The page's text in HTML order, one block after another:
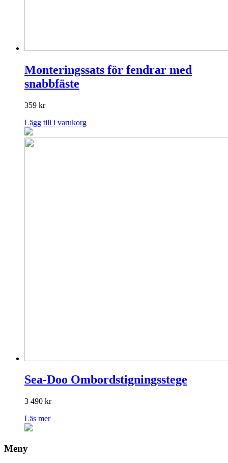
Monteringssats för fendrar med
snabbfäste
359 kr
Lägg till i varukorg
Sea-Doo Ombordstigningsstege
3 490 kr
Läs mer
Meny